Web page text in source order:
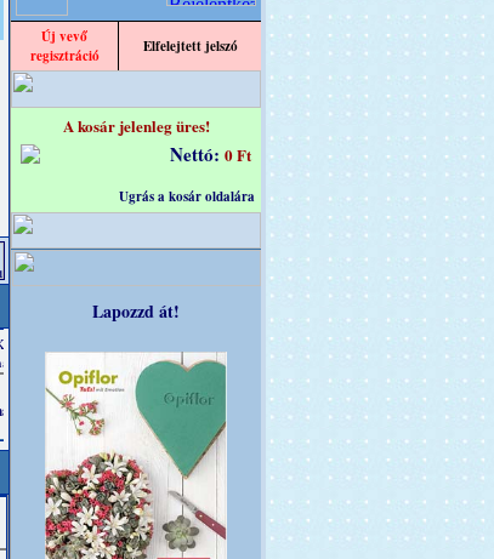
Új vevő
regisztráció
Elfelejtett jelszó
A kosár jelenleg üres!
Nettó: 0 Ft
Ugrás a kosár oldalára
Lapozzd át!